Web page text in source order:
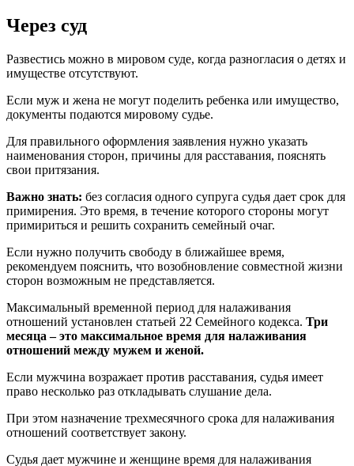
Через суд
Развестись можно в мировом суде, когда разногласия о детях и
имуществе отсутствуют.
Если муж и жена не могут поделить ребенка или имущество,
документы подаются мировому судье.
Для правильного оформления заявления нужно указать
наименования сторон, причины для расставания, пояснять
свои притязания.
Важно знать: без согласия одного супруга судья дает срок для
примирения. Это время, в течение которого стороны могут
примириться и решить сохранить семейный очаг.
Если нужно получить свободу в ближайшее время,
рекомендуем пояснить, что возобновление совместной жизни
сторон возможным не представляется.
Максимальный временной период для налаживания
отношений установлен статьей 22 Семейного кодекса. Три
месяца ­– это максимальное время для налаживания
отношений между мужем и женой.
Если мужчина возражает против расставания, судья имеет
право несколько раз откладывать слушание дела.
При этом назначение трехмесячного срока для налаживания
отношений соответствует закону.
Судья дает мужчине и женщине время для налаживания